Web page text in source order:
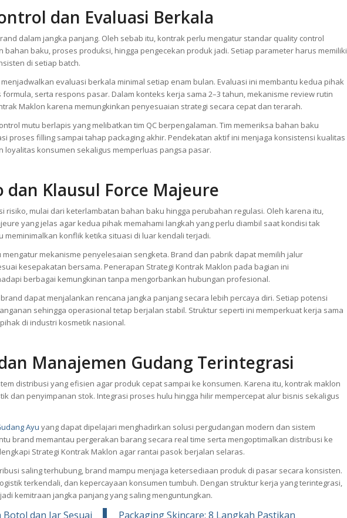
dan Evaluasi Berkala
dalam jangka panjang. Oleh sebab itu, kontrak perlu mengatur standar quality control
bahan baku, proses produksi, hingga pengecekan produk jadi. Setiap parameter harus memiliki
di setiap batch.
evaluasi berkala minimal setiap enam bulan. Evaluasi ini membantu kedua pihak
serta respons pasar. Dalam konteks kerja sama 2–3 tahun, mekanisme review rutin
Maklon karena memungkinkan penyesuaian strategi secara cepat dan terarah.
mutu berlapis yang melibatkan tim QC berpengalaman. Tim memeriksa bahan baku
proses filling sampai tahap packaging akhir. Pendekatan aktif ini menjaga konsistensi kualitas
konsumen sekaligus memperluas pangsa pasar.
dan Klausul Force Majeure
risiko, mulai dari keterlambatan bahan baku hingga perubahan regulasi. Oleh karena itu,
yang jelas agar kedua pihak memahami langkah yang perlu diambil saat kondisi tak
meminimalkan konflik ketika situasi di luar kendali terjadi.
mekanisme penyelesaian sengketa. Brand dan pabrik dapat memilih jalur
kesepakatan bersama. Penerapan Strategi Kontrak Maklon pada bagian ini
berbagai kemungkinan tanpa mengorbankan hubungan profesional.
dapat menjalankan rencana jangka panjang secara lebih percaya diri. Setiap potensi
sehingga operasional tetap berjalan stabil. Struktur seperti ini memperkuat kerja sama
di industri kosmetik nasional.
Manajemen Gudang Terintegrasi
distribusi yang efisien agar produk cepat sampai ke konsumen. Karena itu, kontrak maklon
dan penyimpanan stok. Integrasi proses hulu hingga hilir mempercepat alur bisnis sekaligus
Ayu yang dapat dipelajari menghadirkan solusi pergudangan modern dan sistem
brand memantau pergerakan barang secara real time serta mengoptimalkan distribusi ke
Strategi Kontrak Maklon agar rantai pasok berjalan selaras.
saling terhubung, brand mampu menjaga ketersediaan produk di pasar secara konsisten.
terkendali, dan kepercayaan konsumen tumbuh. Dengan struktur kerja yang terintegrasi,
kemitraan jangka panjang yang saling menguntungkan.
dan Jar Sesuai Packaging Skincare: 8 Langkah Pastikan